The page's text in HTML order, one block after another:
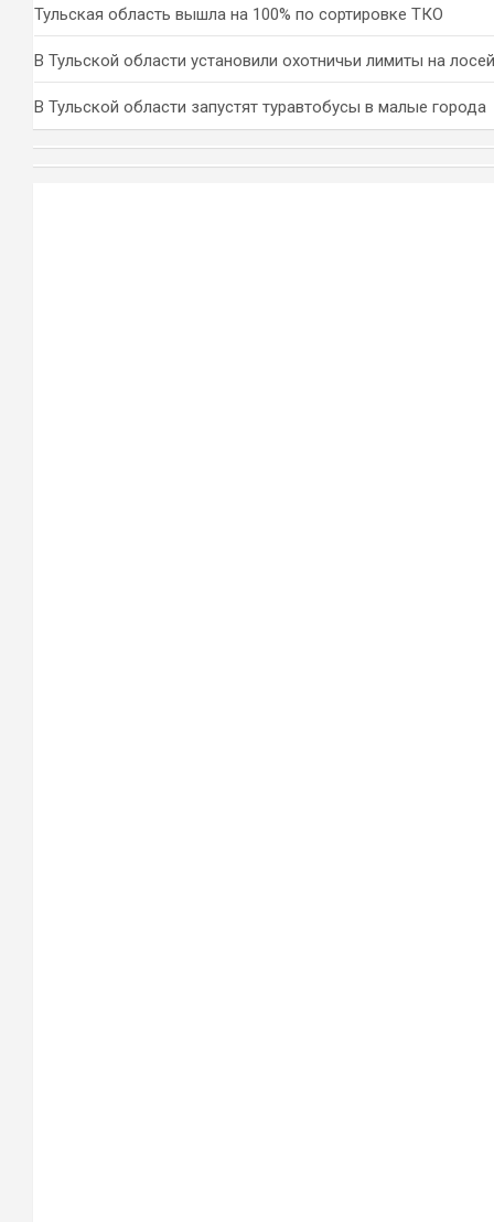
Тульская область вышла на 100% по сортировке ТКО
В Тульской области установили охотничьи лимиты на
В Тульской области запустят туравтобусы в малые города